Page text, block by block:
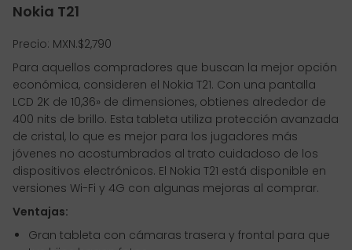
Nokia T21
Precio: MXN.$2,790
Para aquellos compradores que buscan la mejor opción
económica, consideren el Nokia T21. Con una pantalla
LCD 2K de 10,36» de dimensiones, obtienes alrededor de
400 nits de brillo. Esta tableta utiliza protección avanzada
de cristal, lo que es mejor para los jugadores más
jóvenes no acostumbrados al trato cuidadoso de los
dispositivos electrónicos. El Nokia T21 está disponible en
versiones Wi-Fi y 4G con algunas mejoras al comprar.
Ventajas:
Gran tableta con cámaras trasera y frontal para que